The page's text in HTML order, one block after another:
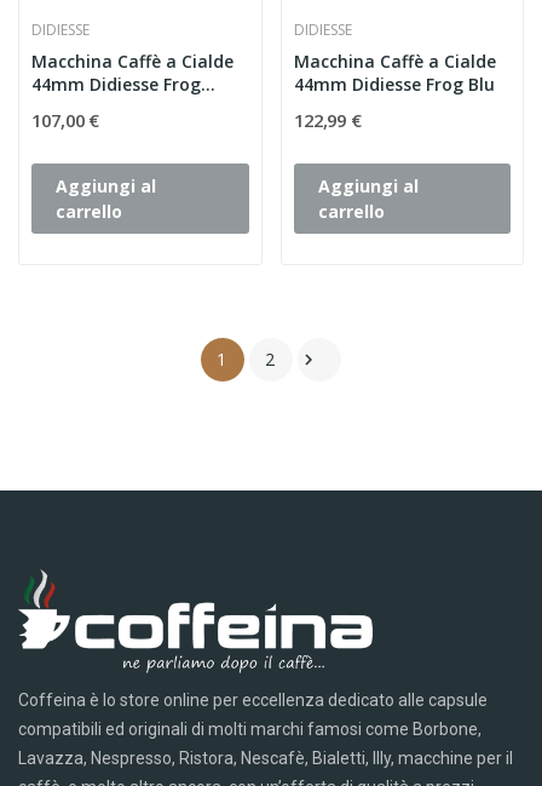
DIDIESSE
Macchina Caffè a Cialde
44mm Didiesse Frog...
107,00 €
Aggiungi al
carrello
DIDIESSE
Macchina Caffè a Cialde
44mm Didiesse Frog Blu
122,99 €
Aggiungi al
carrello
1 2 
Coffeina è lo store online per eccellenza dedicato alle capsule
compatibili ed originali di molti marchi famosi come Borbone,
Lavazza, Nespresso, Ristora, Nescafè, Bialetti, Illy, macchine per il